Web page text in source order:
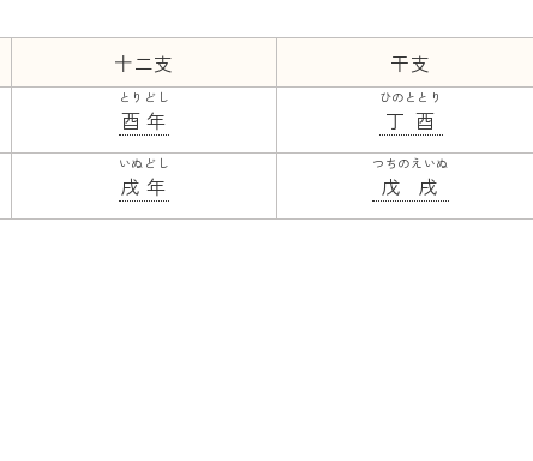
十二支 干支
酉年
とりどし
丁酉
ひのととり
戌年
いぬどし
戊戌
つちのえいぬ